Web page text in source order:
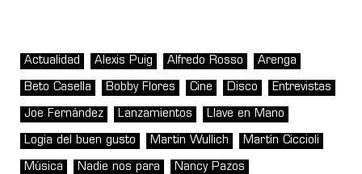
Actualidad Alexis Puig Alfredo Rosso Arenga
Beto Casella Bobby Flores Cine Disco Entrevistas
Joe Fernández Lanzamientos Llave en Mano
Logia del buen gusto Martin Wullich Martín Ciccioli
Música Nadie nos para Nancy Pazos